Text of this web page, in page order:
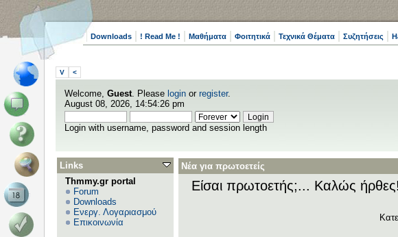
Downloads ! Read Me ! Μαθήματα Φοιτητικά Τεχνικά Θέματα Συζητήσεις
V <
Welcome, Guest. Please login or register.
August 08, 2026, 14:54:26 pm
Login with username, password and session length
Links
Thmmy.gr portal
Forum
Downloads
Ενεργ. Λογαριασμού
Επικοινωνία
Νέα για πρωτοετείς
Είσαι πρωτοετής;... Καλώς